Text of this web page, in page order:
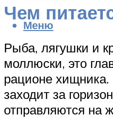
Меню
Чем
Рыба, лягушки и
моллюски, это
рационе хищника.
заходит за
отправляются на